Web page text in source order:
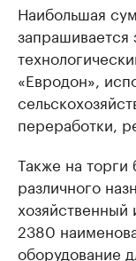
Наибольшая
запрашивается
«Евродон»,
переработки,
Также на
различного
2380
оборудование